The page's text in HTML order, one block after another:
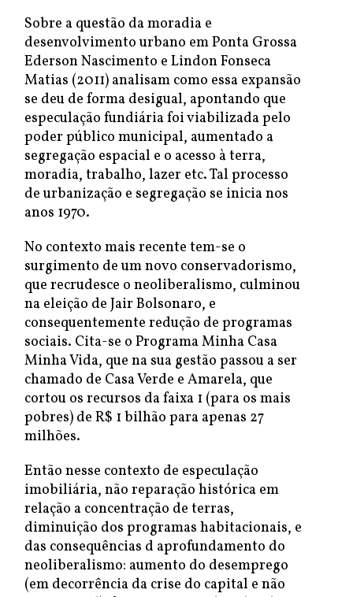
Sobre a questão da moradia e
desenvolvimento urbano em Ponta Grossa
Ederson Nascimento e Lindon Fonseca
Matias (2011) analisam como essa expansão
se deu de forma desigual, apontando que
especulação fundiária foi viabilizada pelo
poder público municipal, aumentado a
segregação espacial e o acesso à terra,
moradia, trabalho, lazer etc. Tal processo
de urbanização e segregação se inicia nos
anos 1970.
No contexto mais recente tem-se o
surgimento de um novo conservadorismo,
que recrudesce o neoliberalismo, culminou
na eleição de Jair Bolsonaro, e
consequentemente redução de programas
sociais. Cita-se o Programa Minha Casa
Minha Vida, que na sua gestão passou a ser
chamado de Casa Verde e Amarela, que
cortou os recursos da faixa 1 (para os mais
pobres) de R$ 1 bilhão para apenas 27
milhões.
Então nesse contexto de especulação
imobiliária, não reparação histórica em
relação a concentração de terras,
diminuição dos programas habitacionais, e
das consequências d aprofundamento do
neoliberalismo: aumento do desemprego
(em decorrência da crise do capital e não